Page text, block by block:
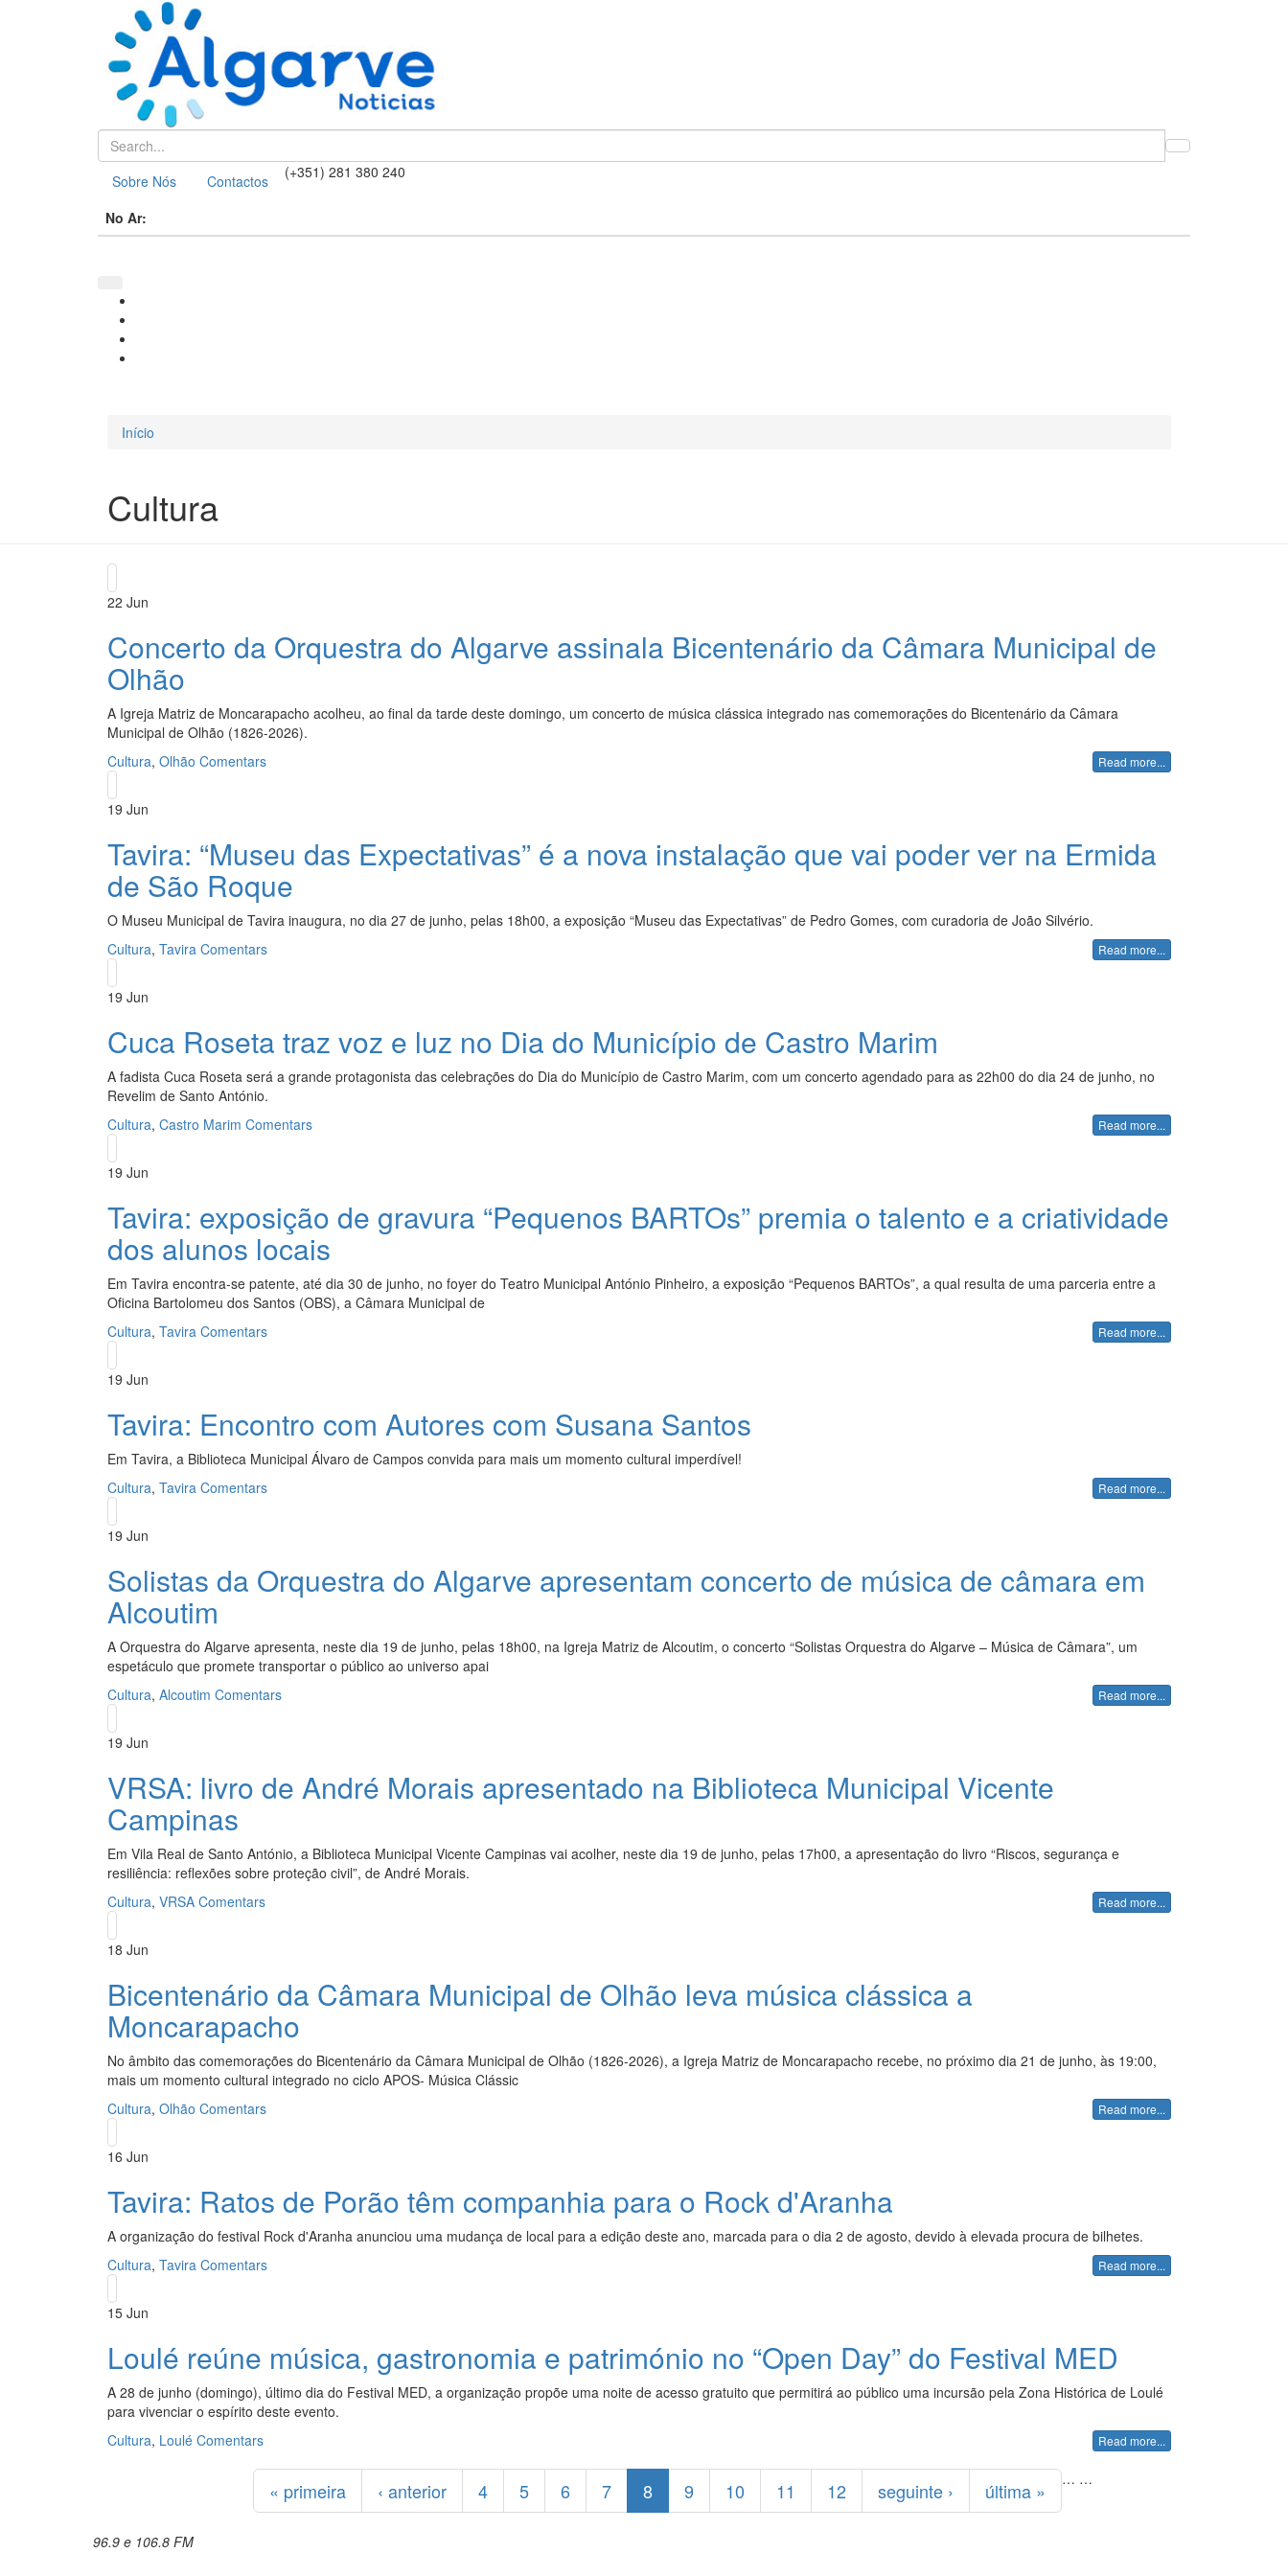
Sobre Nós Contactos (+351) 281 380 240
No Ar:
Está aqui
Início
Cultura
22 Jun
Concerto da Orquestra do Algarve assinala Bicentenário da Câmara Municipal de
Olhão
A Igreja Matriz de Moncarapacho acolheu, ao final da tarde deste domingo, um concerto de música clássica integrado nas comemorações do Bicentenário da Câmara
Municipal de Olhão (1826-2026).
Cultura, Olhão Comentars Read more...
19 Jun
Tavira: “Museu das Expectativas” é a nova instalação que vai poder ver na Ermida
de São Roque
O Museu Municipal de Tavira inaugura, no dia 27 de junho, pelas 18h00, a exposição “Museu das Expectativas” de Pedro Gomes, com curadoria de João Silvério.
Cultura, Tavira Comentars Read more...
19 Jun
Cuca Roseta traz voz e luz no Dia do Município de Castro Marim
A fadista Cuca Roseta será a grande protagonista das celebrações do Dia do Município de Castro Marim, com um concerto agendado para as 22h00 do dia 24 de junho, no
Revelim de Santo António.
Cultura, Castro Marim Comentars Read more...
19 Jun
Tavira: exposição de gravura “Pequenos BARTOs” premia o talento e a criatividade
dos alunos locais
Em Tavira encontra-se patente, até dia 30 de junho, no foyer do Teatro Municipal António Pinheiro, a exposição “Pequenos BARTOs”, a qual resulta de uma parceria entre a
Oficina Bartolomeu dos Santos (OBS), a Câmara Municipal de
Cultura, Tavira Comentars Read more...
19 Jun
Tavira: Encontro com Autores com Susana Santos
Em Tavira, a Biblioteca Municipal Álvaro de Campos convida para mais um momento cultural imperdível!
Cultura, Tavira Comentars Read more...
19 Jun
Solistas da Orquestra do Algarve apresentam concerto de música de câmara em
Alcoutim
A Orquestra do Algarve apresenta, neste dia 19 de junho, pelas 18h00, na Igreja Matriz de Alcoutim, o concerto “Solistas Orquestra do Algarve – Música de Câmara”, um
espetáculo que promete transportar o público ao universo apai
Cultura, Alcoutim Comentars Read more...
19 Jun
VRSA: livro de André Morais apresentado na Biblioteca Municipal Vicente
Campinas
Em Vila Real de Santo António, a Biblioteca Municipal Vicente Campinas vai acolher, neste dia 19 de junho, pelas 17h00, a apresentação do livro “Riscos, segurança e
resiliência: reflexões sobre proteção civil”, de André Morais.
Cultura, VRSA Comentars Read more...
18 Jun
Bicentenário da Câmara Municipal de Olhão leva música clássica a
Moncarapacho
No âmbito das comemorações do Bicentenário da Câmara Municipal de Olhão (1826-2026), a Igreja Matriz de Moncarapacho recebe, no próximo dia 21 de junho, às 19:00,
mais um momento cultural integrado no ciclo APOS- Música Clássic
Cultura, Olhão Comentars Read more...
16 Jun
Tavira: Ratos de Porão têm companhia para o Rock d'Aranha
A organização do festival Rock d'Aranha anunciou uma mudança de local para a edição deste ano, marcada para o dia 2 de agosto, devido à elevada procura de bilhetes.
Cultura, Tavira Comentars Read more...
15 Jun
Loulé reúne música, gastronomia e património no “Open Day” do Festival MED
A 28 de junho (domingo), último dia do Festival MED, a organização propõe uma noite de acesso gratuito que permitirá ao público uma incursão pela Zona Histórica de Loulé
para vivenciar o espírito deste evento.
Cultura, Loulé Comentars Read more...
« primeira ‹ anterior …
4 5 6 7 8 9 10 11 12 …
seguinte › última »
96.9 e 106.8 FM